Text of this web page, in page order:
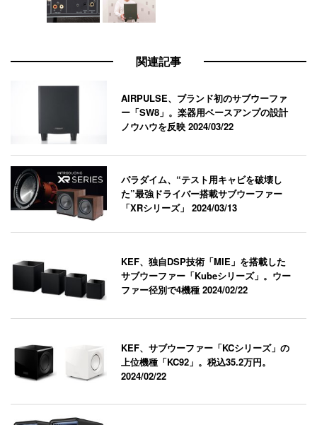
関連記事
AIRPULSE、ブランド初のサブウーファ
ー「SW8」。楽器用ベースアンプの設計
ノウハウを反映2024/03/22
パラダイム、“テスト用キャビを破壊し
た”最強ドライバー搭載サブウーファー
「XRシリーズ」2024/03/13
KEF、独自DSP技術「MIE」を搭載した
サブウーファー「Kubeシリーズ」。ウー
ファー径別で4機種2024/02/22
KEF、サブウーファー「KCシリーズ」の
上位機種「KC92」。税込35.2万円。
2024/02/22